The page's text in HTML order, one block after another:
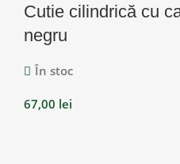
Cutie cilindrică cu
negru
În stoc
67,00 lei